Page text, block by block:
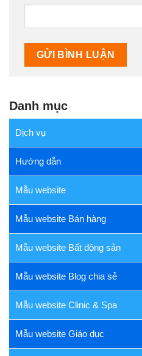
Danh mục
Dịch vụ
Hướng dẫn
Mẫu website
Mẫu website Bán hàng
Mẫu website Bất động sản
Mẫu website Blog chia sẻ
Mẫu website Clinic & Spa
Mẫu website Giáo dục